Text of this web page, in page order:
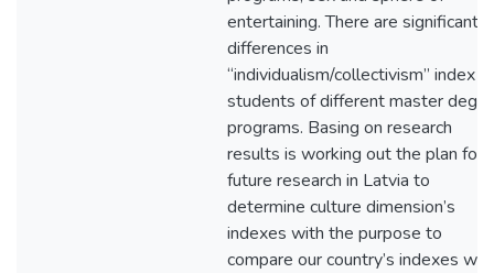
entertaining. There are significant
differences in
“individualism/collectivism” index
students of different master
programs. Basing on research
results is working out the plan for
future research in Latvia to
determine culture dimension’s
indexes with the purpose to
compare our country’s indexes